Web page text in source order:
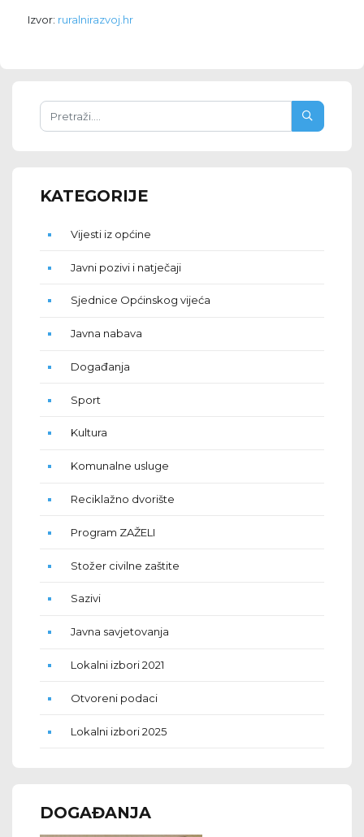
Izvor: ruralnirazvoj.hr
KATEGORIJE
Vijesti iz općine
Javni pozivi i natječaji
Sjednice Općinskog vijeća
Javna nabava
Događanja
Sport
Kultura
Komunalne usluge
Reciklažno dvorište
Program ZAŽELI
Stožer civilne zaštite
Sazivi
Javna savjetovanja
Lokalni izbori 2021
Otvoreni podaci
Lokalni izbori 2025
DOGAĐANJA